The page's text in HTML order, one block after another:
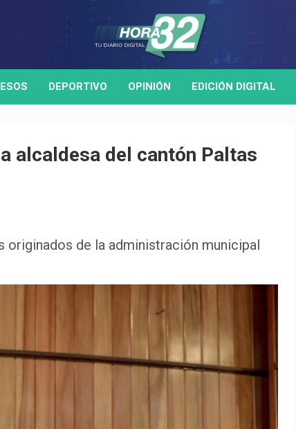
DEPORTIVO OPINIÓN EDICIÓN DIGITAL
alcaldesa del cantón Paltas
originados de la administración municipal